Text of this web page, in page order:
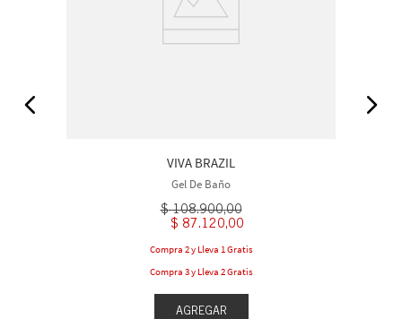
VIVA BRAZIL
Gel De Baño
$ 108.900,00
$ 87.120,00
Compra 2 y Lleva 1 Gratis
Compra 3 y Lleva 2 Gratis
AGREGAR